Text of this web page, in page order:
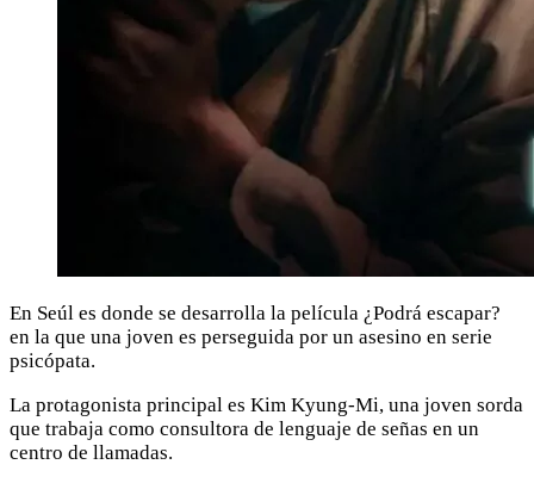
En Seúl es donde se desarrolla la película ¿Podrá escapar?
en la que una joven es perseguida por un asesino en serie
psicópata.
La protagonista principal es Kim Kyung-Mi, una joven sorda
que trabaja como consultora de lenguaje de señas en un
centro de llamadas.